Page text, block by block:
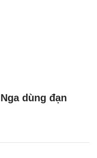
dùng đạn